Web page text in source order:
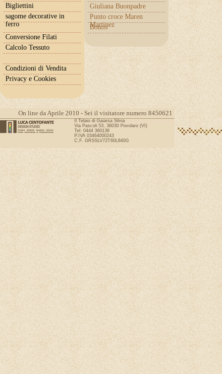
Giuliana Buonpadre
Punto croce Maren
Martinez
Boutis
Bigliettini
sagome decorative in
ferro
Conversione Filati
Calcolo Tessuto
Condizioni di Vendita
Privacy e Cookies
On line da Aprile 2010 - Sei il visitatore numero 8450621
Il Telaio di Gaiarsa Silvia
Via Pascoli 53, 36030 Povolaro (VI)
Tel: 0444 360136
P.IVA 03464000243
C.F. GRSSLV72T60L840G